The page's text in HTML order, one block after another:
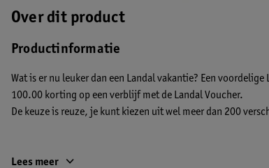
Over dit product
Productinformatie
Wat is er nu leuker dan een Landal vakantie? Een
100.00 korting op een verblijf met de Landal Voucher.
De keuze is reuze, je kunt kiezen uit wel meer dan 200
Sparen
Lees meer